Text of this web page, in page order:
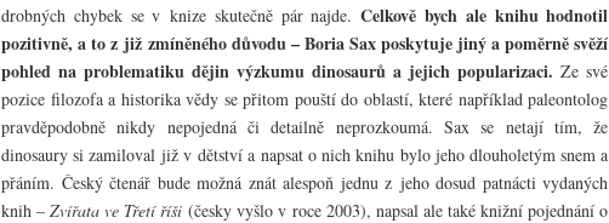
drobných chybek se v knize skutečně pár najde.Celkově bych ale knihu hodnotil
pozitivně, a to z již zmíněného důvodu – Boria Sax poskytuje jiný a poměrně svěží
pohled na problematiku dějin výzkumu dinosaurů a jejich popularizaci. Ze své
pozice filozofa a historika vědy se přitom pouští do oblastí, které například paleontolog
pravděpodobně nikdy nepojedná či detailně neprozkoumá. Sax se netají tím, že
dinosaury si zamiloval již v dětství a napsat o nich knihu bylo jeho dlouholetým snem a
přáním. Český čtenář bude možná znát alespoň jednu z jeho dosud patnácti vydaných
knih –Zvířata ve Třetí říši (česky vyšlo v roce 2003), napsal ale také knižní pojednání o